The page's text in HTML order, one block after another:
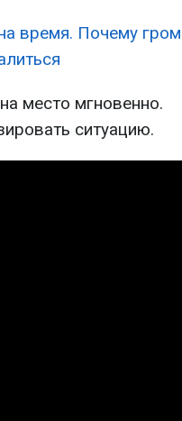
время. Почему
место мгновенно.
ситуацию.